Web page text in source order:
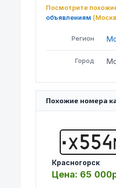
Посмотрите
объявлениям
Регион
Город
Похожие номера
Х554
Красногорск
Цена: 65